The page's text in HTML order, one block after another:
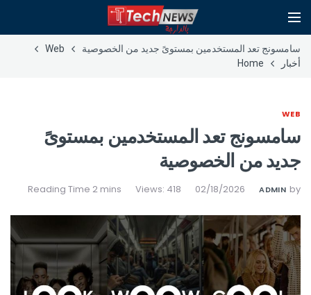
سامسونج تعد المستخدمين بمستوىً جديد من الخصوصية
Web
أخبار
Home
WEB
سامسونج تعد المستخدمين بمستوىً
جديد من الخصوصية
by
ADMIN
02/18/2026
Views: 418